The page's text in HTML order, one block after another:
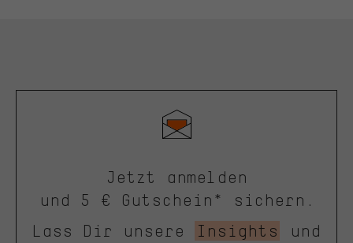
Jetzt anmelden
und 5 € Gutschein* sichern.
Lass Dir unsere
Insights
und